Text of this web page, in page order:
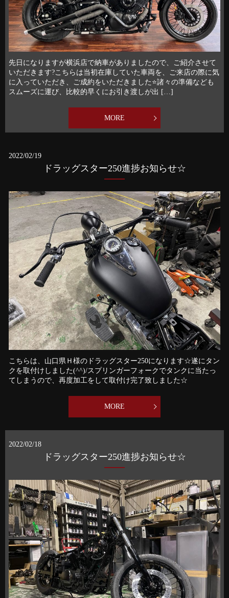
先日になりますが横浜店で納車がありましたので、ご紹介させて
いただきます?こちらは当初在庫していた車両を、ご来店の際に気
に入っていただき、ご成約をいただきました⭐️諸々の準備なども
スムーズに運び、比較的早くにお引き渡しが出 […]
MORE
2022/02/19
ドラッグスター250進捗お知らせ☆
こちらは、山口県Ｈ様のドラッグスター250になります☆遂にタン
クを取付けしました(^^)/スプリンガーフォークでタンクに当たっ
てしまうので、再度加工をして取付け完了致しました☆
MORE
2022/02/18
ドラッグスター250進捗お知らせ☆